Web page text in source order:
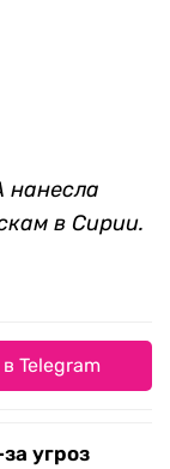
нанесла
в Сирии.
Telegram
угроз